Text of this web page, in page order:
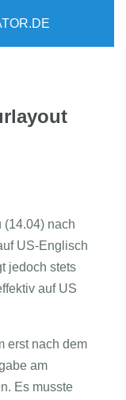
(14.04) nach
US-Englisch
jedoch stets
auf US
erst nach dem
am
Es musste